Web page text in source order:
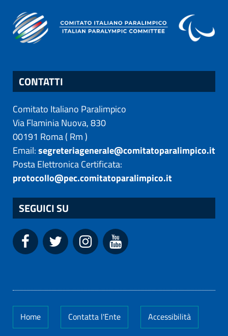
CONTATTI
Comitato Italiano Paralimpico
Via Flaminia Nuova, 830
00191 Roma( Rm)
Email:segreteriagenerale@comitatoparalimpico.it
Posta Elettronica Certificata:
protocollo@pec.comitatoparalimpico.it
SEGUICI SU
Home Contatta l'Ente Accessibilità